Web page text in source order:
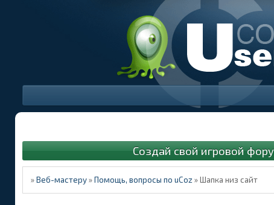
Создай свой игровой
»Веб-мастеру »Помощь, вопросы по uCoz »Шапка низ сайт